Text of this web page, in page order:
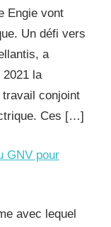
Engie vont
Un défi vers
a
la
travail conjoint
Ces […]
GNV pour
avec lequel